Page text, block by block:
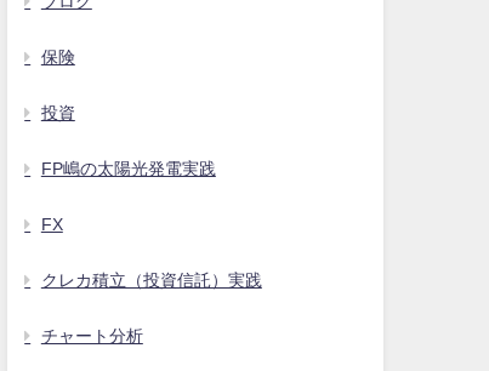
保険
投資
FP嶋の太陽光発電実践
FX
クレカ積立（投資信託）実践
チャート分析